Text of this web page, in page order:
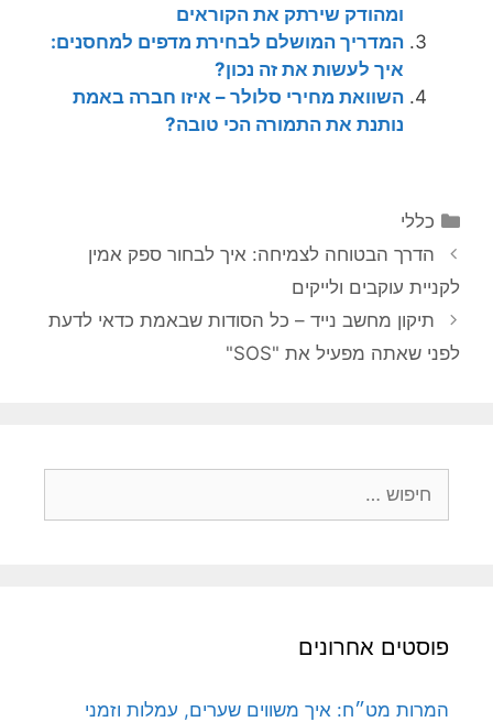
ומהודק שירתק את הקוראים
המדריך המושלם לבחירת מדפים למחסנים:
איך לעשות את זה נכון?
השוואת מחירי סלולר – איזו חברה באמת
נותנת את התמורה הכי טובה?
קטגוריות
כללי
הדרך הבטוחה לצמיחה: איך לבחור ספק אמין
לקניית עוקבים ולייקים
תיקון מחשב נייד – כל הסודות שבאמת כדאי לדעת
לפני שאתה מפעיל את "SOS"
פוסטים אחרונים
המרות מט״ח: איך משווים שערים, עמלות וזמני